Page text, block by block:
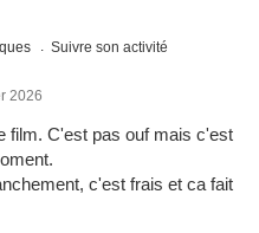
Suivre son activité
2026
film. C'est pas ouf mais c'est
c'est frais et ca fait